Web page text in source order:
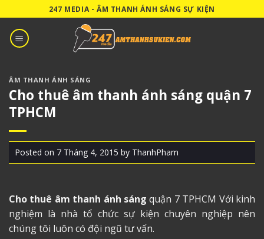
to
content
247 MEDIA - ÂM THANH ÁNH SÁNG SỰ KIỆN
ÂM THANH ÁNH SÁNG
Cho thuê âm thanh ánh sáng quận 7
TPHCM
Posted on 7 Tháng 4, 2015 by ThanhPham
Cho thuê âm thanh ánh sáng quận 7 TPHCM Với kinh
nghiệm là nhà tổ chức sự kiện chuyên nghiệp nên
chúng tôi luôn có đội ngũ tư vấn.